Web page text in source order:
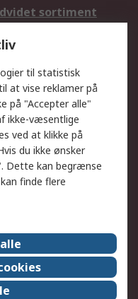
sortiment
Support
min ordre
til statistisk
at vise reklamer på
på "Accepter alle"
ikke-væsentlige
ved at klikke på
du ikke ønsker
Dette kan begrænse
finde flere